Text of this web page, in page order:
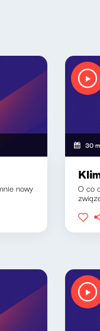
nowy
30
O co